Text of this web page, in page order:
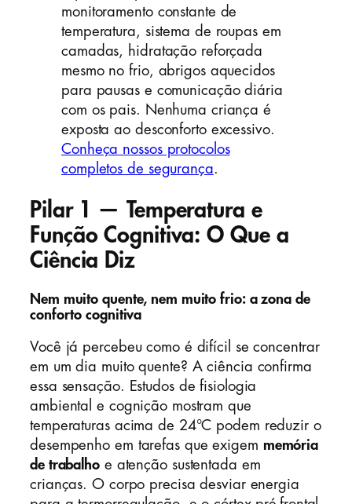
monitoramento constante de
temperatura, sistema de roupas em
camadas, hidratação reforçada
mesmo no frio, abrigos aquecidos
para pausas e comunicação diária
com os pais. Nenhuma criança é
exposta ao desconforto excessivo.
Conheça nossos protocolos
completos de segurança.
Pilar 1 — Temperatura e
Função Cognitiva: O Que a
Ciência Diz
Nem muito quente, nem muito frio: a zona de
conforto cognitiva
Você já percebeu como é difícil se concentrar
em um dia muito quente? A ciência confirma
essa sensação. Estudos de fisiologia
ambiental e cognição mostram que
temperaturas acima de 24°C podem reduzir o
desempenho em tarefas que exigem memória
de trabalhoe atenção sustentada em
crianças. O corpo precisa desviar energia